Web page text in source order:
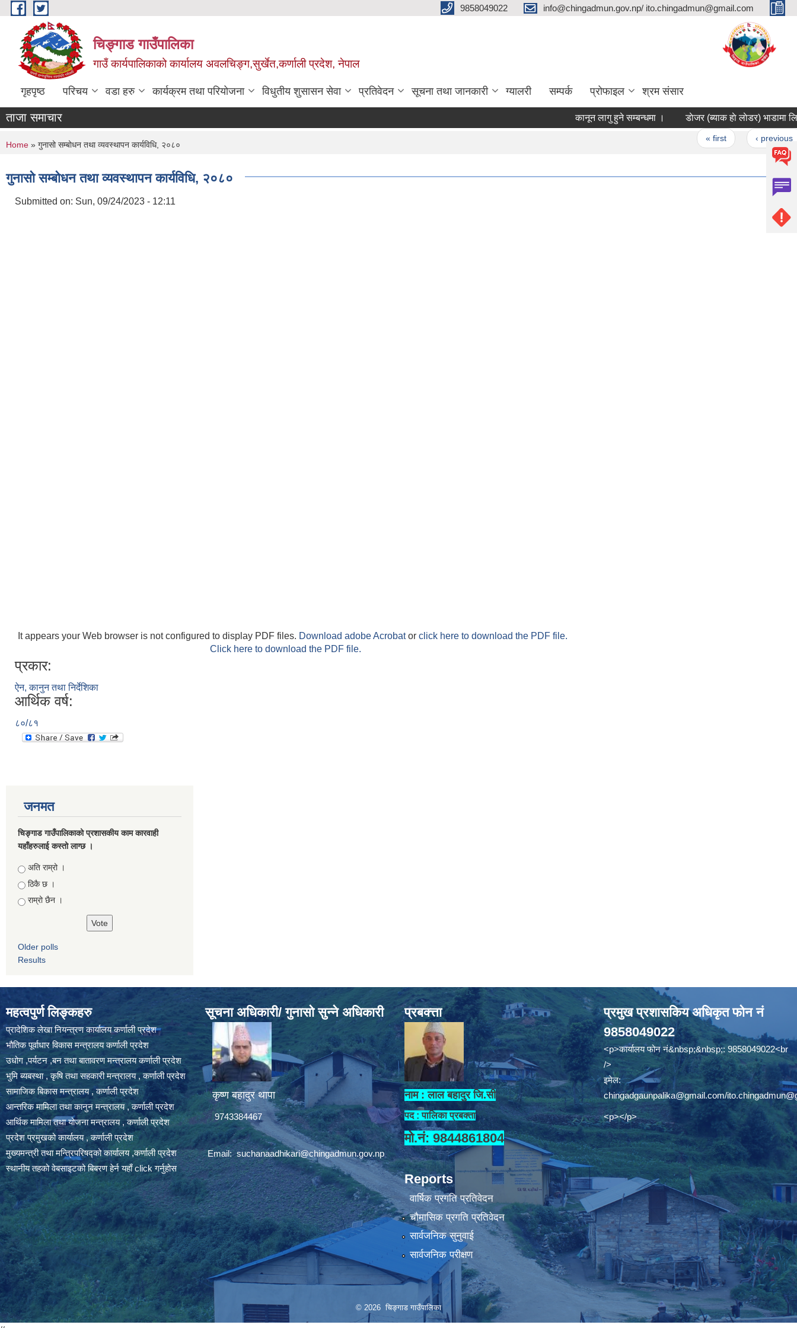
Skip to main content 9858049022 info@chingadmun.gov.np/ ito.chingadmun@gmail.com
चिङ्गाड गाउँपालिका
गाउँ कार्यपालिकाको कार्यालय अवलचिङ्ग,सुर्खेत,कर्णाली प्रदेश, नेपाल
गृहपृष्ठ परिचय वडा हरु कार्यक्रम तथा परियोजना विधुतीय शुसासन सेवा प्रतिवेदन सूचना तथा जानकारी ग्यालरी सम्पर्क प्रोफाइल श्रम संसार
ताजा समाचार कानून लागु हुने सम्बन्धमा । डाेजर (ब्याक हाे
‹ previous
You are here
Home » गुनासो सम्बोधन तथा व्यवस्थापन कार्यविधि, २०८०
गुनासो सम्बोधन तथा व्यवस्थापन कार्यविधि, २०८०
Submitted on: Sun, 09/24/2023 - 12:11
It appears your Web browser is not configured to display PDF files. Download adobe Acrobator click here to download the PDF file.
Click here to download the PDF file.
प्रकार:
ऐन, कानुन तथा निर्देशिका
आर्थिक वर्ष:
८०/८१
जनमत
चिङ्गाड गाउँपालिकाको प्रशासकीय काम कारवाही
यहाँहरुलाई कस्तो लाग्छ ।
Choices
अति राम्रो ।
ठिकै छ ।
राम्रो छैन ।
Older polls
Results
महत्वपुर्ण लिङ्कहरु
प्रादेशिक लेखा नियन्त्रण कार्यालय कर्णाली प्रदेश
भौतिक पूर्वाधार विकास मन्त्रालय कर्णाली प्रदेश
उधोग ,पर्यटन ,बन तथा बातावरण मन्त्रालय कर्णाली प्रदेश
भुमि ब्यबस्था , कृषि तथा सहकारी मन्त्रालय , कर्णाली प्रदेश
सामाजिक बिकास मन्त्रालय , कर्णाली प्रदेश
आन्तरिक मामिला तथा कानुन मन्त्रालय , कर्णाली प्रदेश
आर्थिक मामिला तथा योजना मन्त्रालय , कर्णाली प्रदेश
प्रदेश प्रमुखको कार्यालय , कर्णाली प्रदेश
मुख्यमन्त्री तथा मन्त्रिपरिषद्को कार्यालय ,कर्णाली प्रदेश
स्थानीय तहको वेबसाइटको बिबरण हेर्न यहाँ click गर्नुहोस
सूचना अधिकारी/ गुनासो सुन्ने अधिकारी
कृष्ण बहादुर थापा
9743384467
Email:suchanaadhikari@chingadmun.gov.np
प्रबक्त्ता
नाम : लाल बहादुर जि.सी
पद : पालिका प्रबक्ता
मो.नं: 9844861804
Reports
वार्षिक प्रगति प्रतिवेदन
चौमासिक प्रगति प्रतिवेदन
सार्वजनिक सुनुवाई
सार्वजनिक परीक्षण
प्रमुख प्रशासकिय अधिकृत फोन नं
9858049022
<p>कार्यालय फोन नं&nbsp;&nbsp;: 9858049022<br
/>
इमेल:
chingadgaunpalika@gmail.com/
<p></p>
© 2026 चिङ्गाड गाउँपालिका